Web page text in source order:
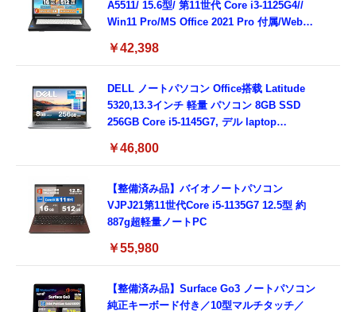
A5511/ 15.6型/ 第11世代 Core i3-1125G4//
Win11 Pro/MS Office 2021 Pro 付属/Webカ
3.0)/ 有線静音マウス付属/ 180日保証（メモリ
￥42,398
DELL ノートパソコン Office搭载 Latitude
5320,13.3インチ 軽量 パソコン 8GB SSD
256GB Core i5-1145G7, デル laptop
ド付き (整備済み品)
￥46,800
【整備済み品】バイオノートパソコン
VJPJ21第11世代Core i5-1135G7 12.5型 約
887g超軽量ノートPC
￥55,980
【整備済み品】Surface Go3 ノートパソコン
純正キーボード付き／10型マルチタッチ／